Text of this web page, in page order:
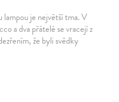
lampou je největší tma. V
a dva přátelé se vracejí z
že byli svědky